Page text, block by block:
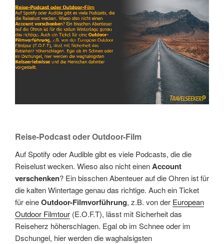
Link Embed
Reise-Podcast oder Outdoor-Film
Auf Spotify oder Audible gibt es viele Podcasts, die die
Reiselust wecken. Wieso also nicht einenAccount
verschenken? Ein bisschen Abenteuer auf die Ohren ist für
die kalten Wintertage genau das richtige. Auch ein Ticket
für eineOutdoor-Filmvorführung, z.B. von der European
Outdoor Filmtour (E.O.F.T), lässt mit Sicherheit das
Reiseherz höherschlagen. Egal ob im Schnee oder im
Dschungel, hier werden die waghalsigsten